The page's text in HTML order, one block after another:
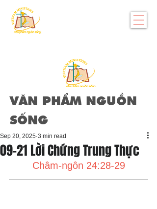
VĂN PHẨM NGUỒN
SỐNG
09-21 Lời Chứng Trung Thực
Sep 20, 2025 3 min read
Châm-ngôn 24:28-29